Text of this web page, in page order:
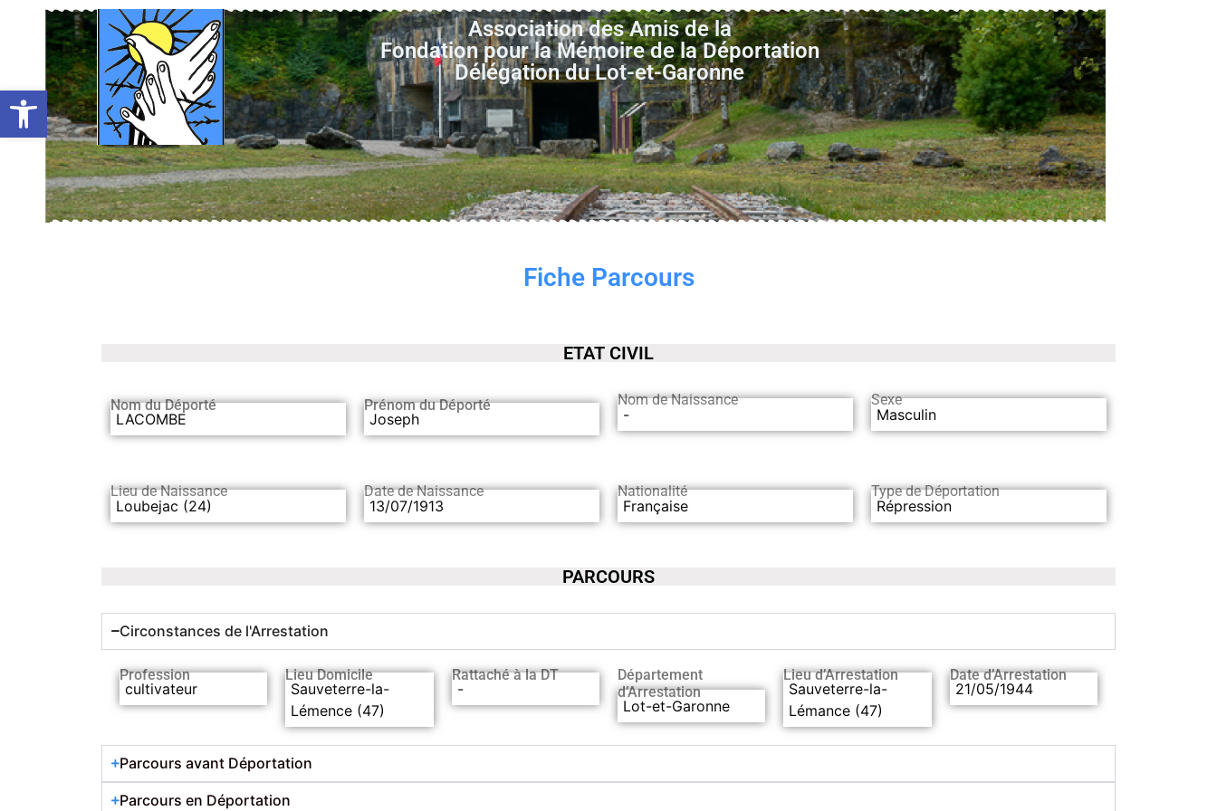
Ouvrir la barre d’outils
Association des Amis de la
Fondation pour la Mémoire de la Déportation
Délégation du Lot-et-Garonne
Fiche Parcours
ETAT CIVIL
Nom du Déporté
LACOMBE
Prénom du Déporté
Joseph
Nom de Naissance
-
Sexe
Masculin
Lieu de Naissance
Loubejac (24)
Date de Naissance
13/07/1913
Nationalité
Française
Type de Déportation
Répression
PARCOURS
Circonstances de l'Arrestation
Profession
cultivateur
Lieu Domicile
Sauveterre-la-
Lémence (47)
Rattaché à la DT
-
Département
d’Arrestation
Lot-et-Garonne
Lieu d’Arrestation
Sauveterre-la-
Lémance (47)
Date d’Arrestation
21/05/1944
Parcours avant Déportation
Parcours en Déportation